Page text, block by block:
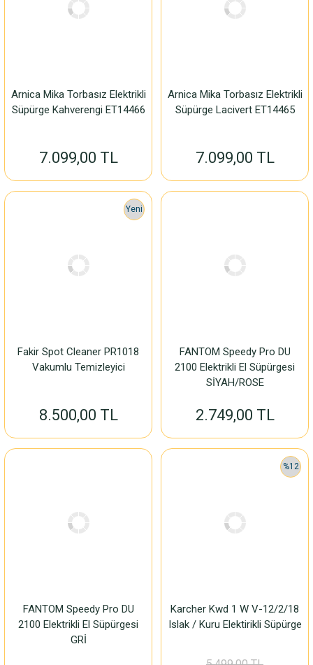
Arnica Mika Torbasız Elektrikli
Süpürge Kahverengi ET14466
7.099,00 TL
Arnica Mika Torbasız Elektrikli
Süpürge Lacivert ET14465
7.099,00 TL
Yeni
Fakir Spot Cleaner PR1018
Vakumlu Temizleyici
8.500,00 TL
FANTOM Speedy Pro DU
2100 Elektrikli El Süpürgesi
SİYAH/ROSE
2.749,00 TL
FANTOM Speedy Pro DU
2100 Elektrikli El Süpürgesi
GRİ
%12
Karcher Kwd 1 W V-12/2/18
Islak / Kuru Elektirikli Süpürge